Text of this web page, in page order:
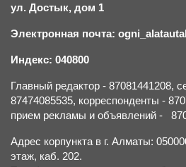
ул. Достык, дом 1
Электронная почта:
Индекс: 040800
Главный редактор - 87081441208,
87474085535, корреспонденты -
прием рекламы и объявлений -
Адрес корпункта в г. Алматы:
этаж, каб. 202.